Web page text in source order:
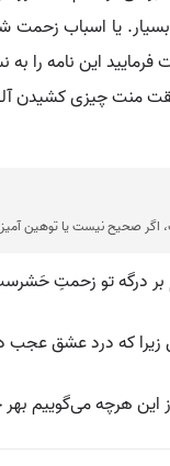
یا اسباب
این نامه را به
منت چیزی کشیدن
اگر صحیح نیست یا توهین
درگه تو زحمتِ حَشرست
که درد عشق عجب
هرچه می‌گوییم